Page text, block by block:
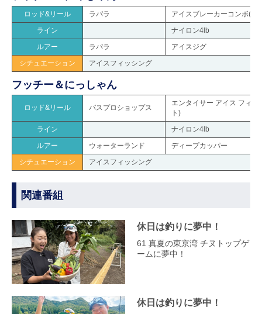
ロッド&リール ラパラ
アイスブレーカーコンボ(ア
ライン
ナイロン4lb
ルアー
ラパラ
アイスジグ
シチュエーション
アイスフィッシング
フッチー＆にっしゃん
ロッド&リール バスプロショップス
エンタイサー アイス フィ
ト)
ライン
ナイロン4lb
ルアー
ウォーターランド
ディープカッパー
シチュエーション
アイスフィッシング
関連番組
休日は釣りに夢中！
61 真夏の東京湾 チヌトップゲ
ームに夢中！
休日は釣りに夢中！